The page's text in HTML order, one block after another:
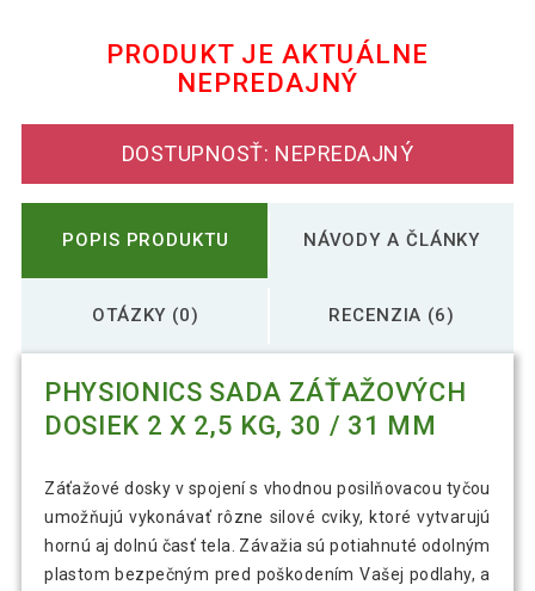
Physionics sada záťažových dosiek 2 x 5
PRODUKT JE AKTUÁLNE
NEPREDAJNÝ
DOSTUPNOSŤ: NEPREDAJNÝ
POPIS PRODUKTU NÁVODY A ČLÁNKY
OTÁZKY (0) RECENZIA (6)
PHYSIONICS SADA ZÁŤAŽOVÝCH
DOSIEK 2 X 2,5 KG, 30 / 31 MM
Záťažové dosky v spojení s vhodnou posilňovacou tyčou
umožňujú vykonávať rôzne silové cviky, ktoré vytvarujú
hornú aj dolnú časť tela. Závažia sú potiahnuté odolným
plastom bezpečným pred poškodením Vašej podlahy, a